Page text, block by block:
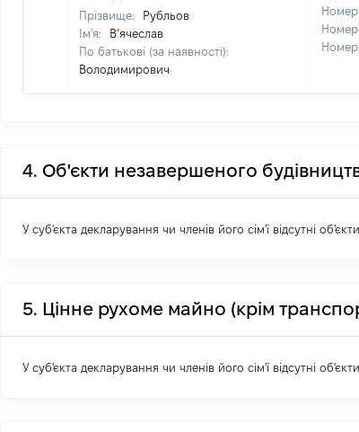
Прізвище:
Рубльов
Ім'я:
В’ячеслав
По батькові (за наявності):
Володимирович
Номер
4. Об'єкти незавершеного
У суб'єкта декларування чи членів його сім'ї відсутні
5. Цінне рухоме майно (крім
У суб'єкта декларування чи членів його сім'ї відсутні